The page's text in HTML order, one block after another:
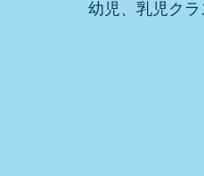
幼児、乳児ク